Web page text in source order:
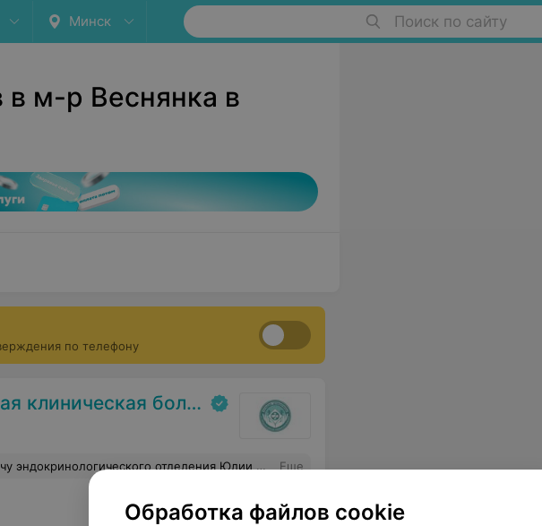
Минск Поиск по сайту
в м-р Веснянка в
по телефону
больница
уровне.Так же хочу выразить благодарность всему коллективу эндокринологического отделения за чуткость,отзывчивость и понимание. Медсестры все очень добродушные и всегда готовы прийти на помощь. В отделении всегда чисто и уютно. Спасибо санитарочкам за чистоту,а раздатчицам за вкусные обеды. Детям и родителям очень комфортно находится в таком отделении. Всем желаем крепкого здоровья и семейного благополучия. Еще
Обработка файлов cookie